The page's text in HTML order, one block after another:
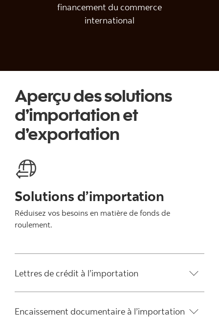
financement du commerce
international
Aperçu des solutions
d’importation et
d’exportation
Solutions d’importation
Réduisez vos besoins en matière de fonds de
roulement.
Lettres de crédit à l’importation
Encaissement documentaire à l’importation